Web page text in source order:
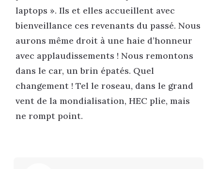
laptops ». Ils et elles accueillent avec
bienveillance ces revenants du passé. Nous
aurons même droit à une haie d’honneur
avec applaudissements ! Nous remontons
dans le car, un brin épatés. Quel
changement ! Tel le roseau, dans le grand
vent de la mondialisation, HEC plie, mais
ne rompt point.